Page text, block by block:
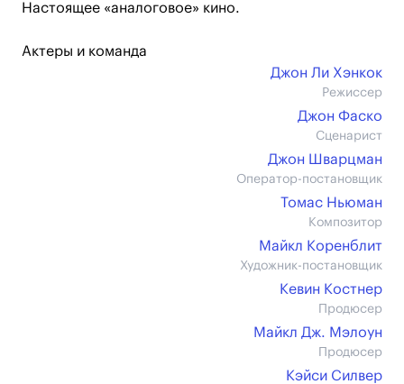
Настоящее «аналоговое» кино.
Актеры и команда
Джон Ли Хэнкок
Режиссер
Джон Фаско
Сценарист
Джон Шварцман
Оператор-постановщик
Томас Ньюман
Композитор
Майкл Коренблит
Художник-постановщик
Кевин Костнер
Продюсер
Майкл Дж. Мэлоун
Продюсер
Кэйси Силвер